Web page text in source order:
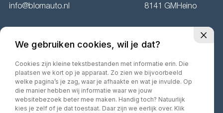
info@blomauto.nl
8141 GMHeino
Di t/m vr:
09.00 tot 17.00 uur.
Za:
10.00 tot 16.00 uur.
We gebruiken cookies, wil je dat?
Cookies zijn kleine tekstbestanden met informatie erin. Die
plaatsen we kort op je apparaat. Zo zien we bijvoorbeeld
welke pagina’s je zag, waar je afhaakte en wat je invulde. Op
die manier hebben wij informatie waar we jouw
websitebezoek beter mee maken. Handig toch? Natuurlijk
kies je zelf of je dat toestaat. Daar zijn we eerlijk over. Klik